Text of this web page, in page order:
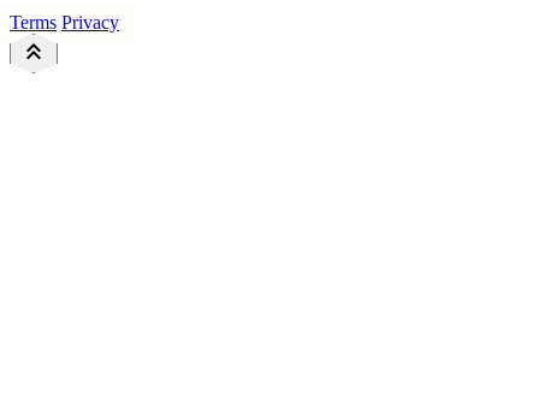
Terms Privacy
keyboard_double_arrow_up